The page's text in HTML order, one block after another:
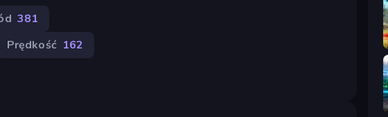
381
Prędkość 162